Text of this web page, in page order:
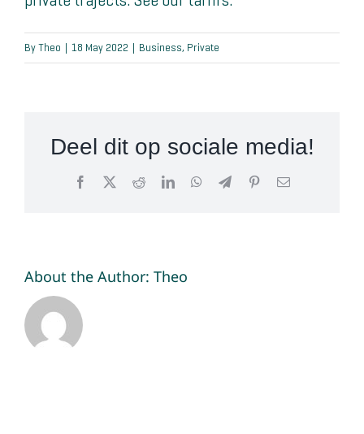
Contact
ByTheo | 18 May 2022 | Business, Private
Deel dit op sociale media!
Facebook RedditLinkedInWhatsApp
TelegramPinterestEmail
About the Author: Theo